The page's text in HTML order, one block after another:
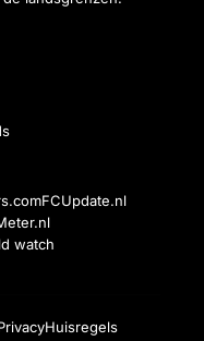
FCUpdate.nl
watch
Huisregels